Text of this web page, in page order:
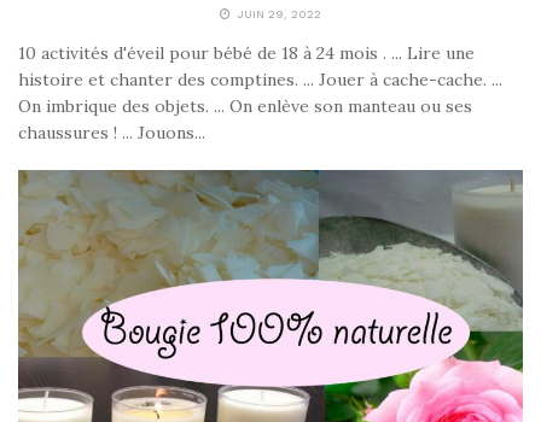
JUIN 29, 2022
10 activités d'éveil pour bébé de 18 à 24 mois . ... Lire une
histoire et chanter des comptines. ... Jouer à cache-cache. ...
On imbrique des objets. ... On enlève son manteau ou ses
chaussures ! ... Jouons...